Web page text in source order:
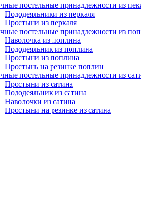
постельные принадлежности из
Пододеяльники из перкаля
Простыни из перкаля
постельные принадлежности из
Наволочка из поплина
Пододеяльник из поплина
Простыни из поплина
Простынь на резинке поплин
постельные принадлежности из
Простыни из сатина
Пододеяльник из сатина
Наволочки из сатина
Простыни на резинке из сатина